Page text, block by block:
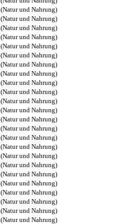
(Natur und Nahrung)
(Natur und Nahrung)
(Natur und Nahrung)
(Natur und Nahrung)
(Natur und Nahrung)
(Natur und Nahrung)
(Natur und Nahrung)
(Natur und Nahrung)
(Natur und Nahrung)
(Natur und Nahrung)
(Natur und Nahrung)
(Natur und Nahrung)
(Natur und Nahrung)
(Natur und Nahrung)
(Natur und Nahrung)
(Natur und Nahrung)
(Natur und Nahrung)
(Natur und Nahrung)
(Natur und Nahrung)
(Natur und Nahrung)
(Natur und Nahrung)
(Natur und Nahrung)
(Natur und Nahrung)
(Natur und Nahrung)